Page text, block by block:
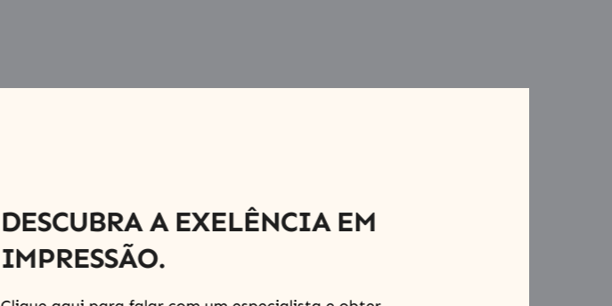
DESCUBRA A EXELÊNCIA EM
IMPRESSÃO.